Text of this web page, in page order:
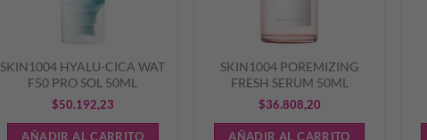
SKIN1004 HYALU-CICA WAT
F50 PRO SOL 50ML
$50.192,23
AÑADIR AL CARRITO
SKIN1004 POREMIZING
FRESH SERUM 50ML
$36.808,20
AÑADIR AL CARRITO